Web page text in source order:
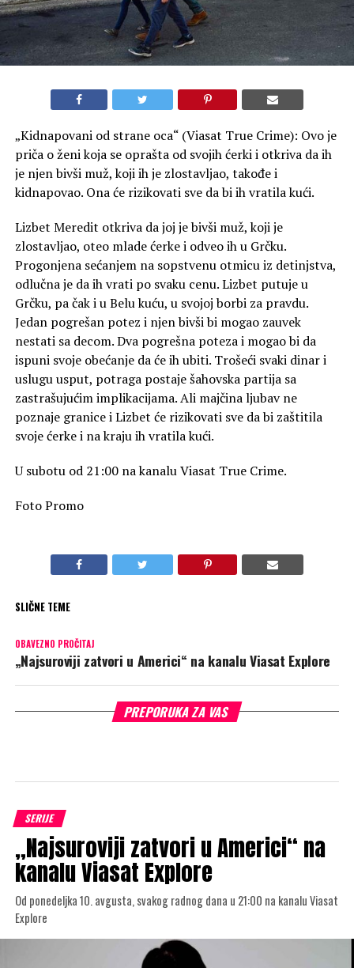
„Kidnapovani od strane oca“ (Viasat True Crime): Ovo je
priča o ženi koja se oprašta od svojih ćerki i otkriva da ih
je njen bivši muž, koji ih je zlostavljao, takođe i
kidnapovao. Ona će rizikovati sve da bi ih vratila kući.
Lizbet Meredit otkriva da joj je bivši muž, koji je
zlostavljao, oteo mlade ćerke i odveo ih u Grčku.
Progonjena sećanjem na sopstvenu otmicu iz detinjstva,
odlučna je da ih vrati po svaku cenu. Lizbet putuje u
Grčku, pa čak i u Belu kuću, u svojoj borbi za pravdu.
Jedan pogrešan potez i njen bivši bi mogao zauvek
nestati sa decom. Dva pogrešna poteza i mogao bi da
ispuni svoje obećanje da će ih ubiti. Trošeći svaki dinar i
uslugu usput, potraga postaje šahovska partija sa
zastrašujućim implikacijama. Ali majčina ljubav ne
poznaje granice i Lizbet će rizikovati sve da bi zaštitila
svoje ćerke i na kraju ih vratila kući.
U subotu od 21:00 na kanalu Viasat True Crime.
Foto Promo
SLIČNE TEME
OBAVEZNO PROČITAJ
„Najsuroviji zatvori u Americi“ na kanalu Viasat Explore
PREPORUKA ZA VAS
SERIJE
„Najsuroviji zatvori u Americi“ na
kanalu Viasat Explore
Od ponedeljka 10. avgusta, svakog radnog dana u 21:00 na kanalu Viasat
Explore